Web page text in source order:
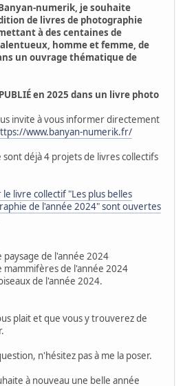
numerik, je souhaite
de livres de photographie
à des centaines de
homme et femme, de
un ouvrage thématique de
PUBLIÉ en 2025 dans un livre photo
invite à vous informer directement
www.banyan-numerik.fr/
sont déjà 4 projets de livres collectifs
livre collectif "Les plus belles
de l'année 2024" sont ouvertes
paysage de l'année 2024
mammifères de l'année 2024
de l'année 2024.
plait et que vous y trouverez de
n'hésitez pas à me la poser.
à nouveau une belle année